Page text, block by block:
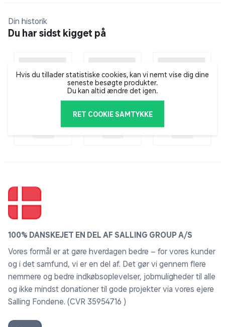
kasser for optimal organisering.
- Alsidig anvendelse: perfekt til opbevaring af legetøj,
En smart og stilren opbevaringsløsning, der gør
organisering nemmere og mere praktisk.
OBS! Varen er assorteret, og en bestemt variant
kan ikke garanteres.
Din historik
Du har sidst kigget på
Hvis du tillader statistiske cookies, kan vi nemt vise dig dine
seneste besøgte produkter.
Du kan altid ændre det igen.
RET COOKIE SAMTYKKE
100% DANSKEJET EN DEL AF SALLING GROUP A/S
Vores formål er at gøre hverdagen bedre – for vores kunder
og i det samfund, vi er en del af. Det gør vi gennem flere
nemmere og bedre indkøbsoplevelser, jobmuligheder til alle
og ikke mindst donationer til gode projekter via vores ejere
Salling Fondene. (CVR 35954716 )